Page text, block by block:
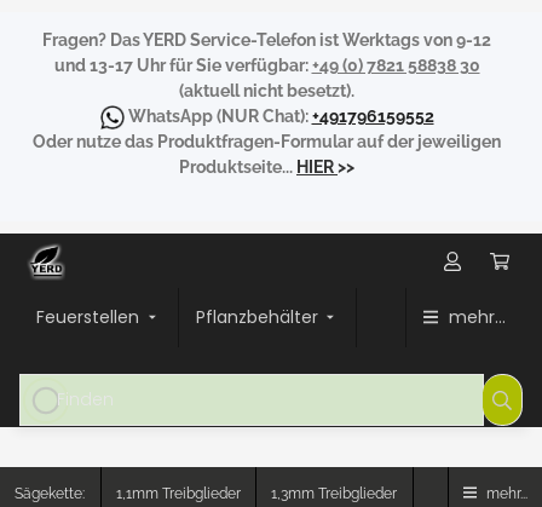
Fragen? Das YERD Service-Telefon ist Werktags von 9-12
und 13-17 Uhr für Sie verfügbar:+49 (0) 7821 58838 30
(aktuell nicht besetzt).
WhatsApp(NUR Chat):+491796159552
Oder nutze das Produktfragen-Formular auf der jeweiligen
Produktseite... HIER>>
Feuerstellen Pflanzbehälter mehr...
Sägekette: 1,1mm Treibglieder 1,3mm Treibglieder mehr...